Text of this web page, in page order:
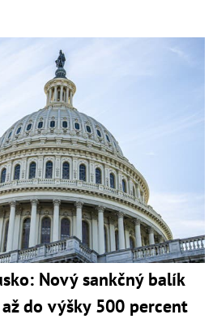
Nový sankčný balík
do výšky 500 percent